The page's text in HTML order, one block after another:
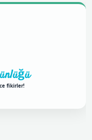
fikirler!